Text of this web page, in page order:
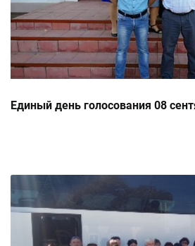
Единый день голосования 08